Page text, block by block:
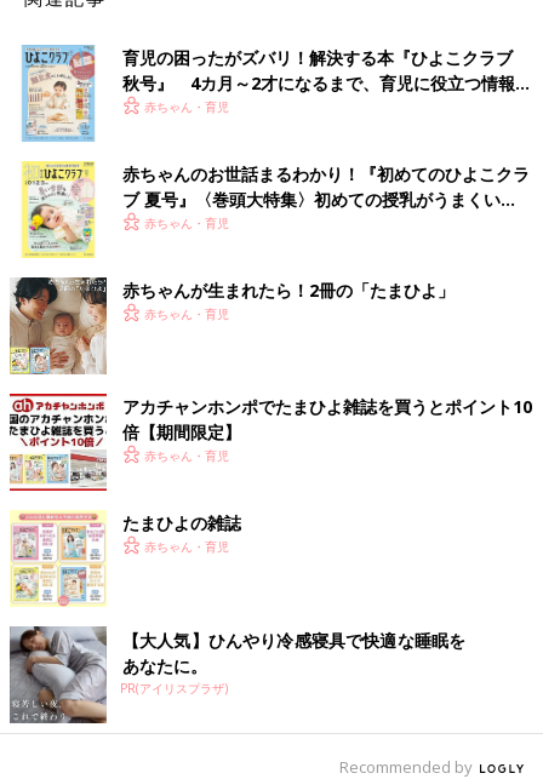
育児の困ったがズバリ！解決する本『ひよこクラブ
秋号』 4カ月～2才になるまで、育児に役立つ情報が
いっぱい！
赤ちゃん・育児
赤ちゃんのお世話まるわかり！『初めてのひよこクラ
ブ 夏号』〈巻頭大特集〉初めての授乳がうまくい
く！ おっぱい・ミルクの基本と夏のトラブル 解決テ
赤ちゃん・育児
赤ちゃんが生まれたら！2冊の「たまひよ」
赤ちゃん・育児
アカチャンホンポでたまひよ雑誌を買うとポイント10
倍【期間限定】
赤ちゃん・育児
たまひよの雑誌
赤ちゃん・育児
【大人気】ひんやり冷感寝具で快適な睡眠を
あなたに。
PR(アイリスプラザ)
Recommended by